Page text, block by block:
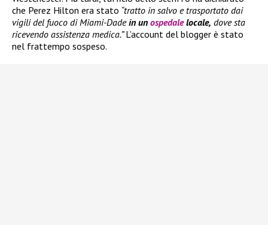
che Perez Hilton era stato “tratto in salvo e trasportato dai
vigili del fuoco di Miami-Dadein un ospedalelocale, dove sta
ricevendo assistenza medica.”L’account del blogger è stato
nel frattempo sospeso.